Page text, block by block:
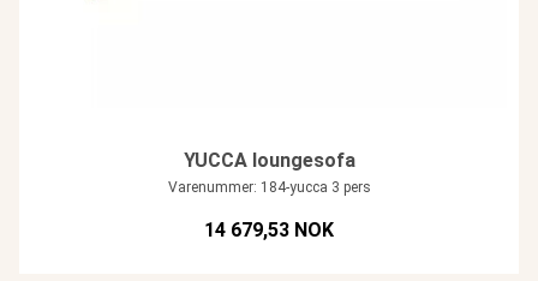
YUCCA loungesofa
Varenummer: 184-yucca 3 pers
14 679,53 NOK